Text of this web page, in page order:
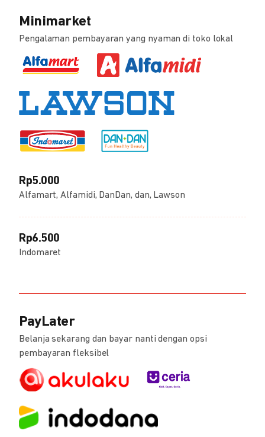
Minimarket
Pengalaman pembayaran yang nyaman di toko lokal
Rp5.000
Alfamart, Alfamidi, DanDan, dan, Lawson
Rp6.500
Indomaret
PayLater
Belanja sekarang dan bayar nanti dengan opsi
pembayaran fleksibel